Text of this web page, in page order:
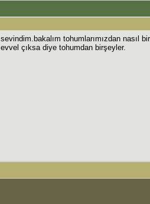
sevindim.bakalım tohumlarımızdan nasıl
evvel çıksa diye tohumdan birşeyler.